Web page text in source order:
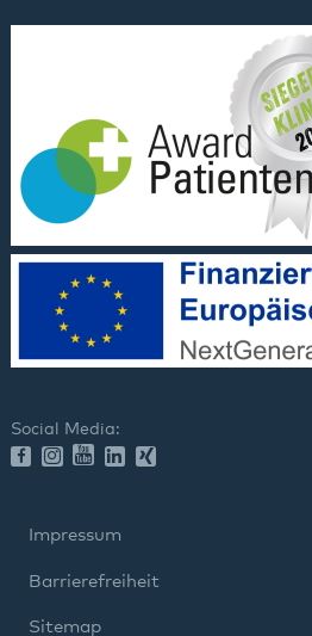
Social Media:
Impressum
Barrierefreiheit
Sitemap